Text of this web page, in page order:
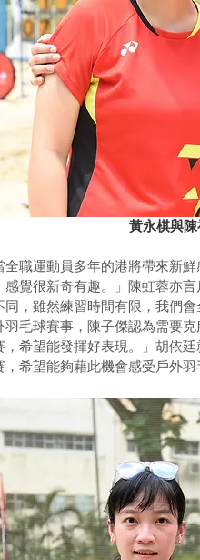
黃永棋與
全職運動員多年的港將帶來新
感覺很新奇有趣。」陳虹蓉亦
同，雖然練習時間有限，我們
羽毛球賽事，陳子傑認為需要
，希望能發揮好表現。」胡依
，希望能夠藉此機會感受戶外